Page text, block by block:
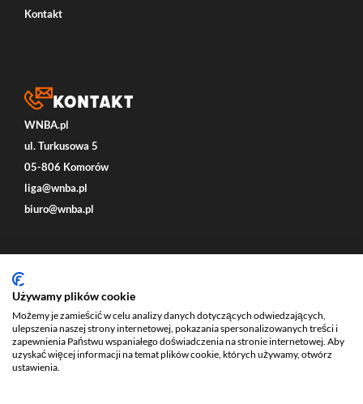
Kontakt
Kontakt
WNBA.pl
ul. Turkusowa 5
05-806 Komorów
liga@wnba.pl
biuro@wnba.pl
Social
Używamy plików cookie
Możemy je zamieścić w celu analizy danych dotyczących odwiedzających,
ulepszenia naszej strony internetowej, pokazania spersonalizowanych treści i
zapewnienia Państwu wspaniałego doświadczenia na stronie internetowej. Aby
uzyskać więcej informacji na temat plików cookie, których używamy, otwórz
ustawienia.